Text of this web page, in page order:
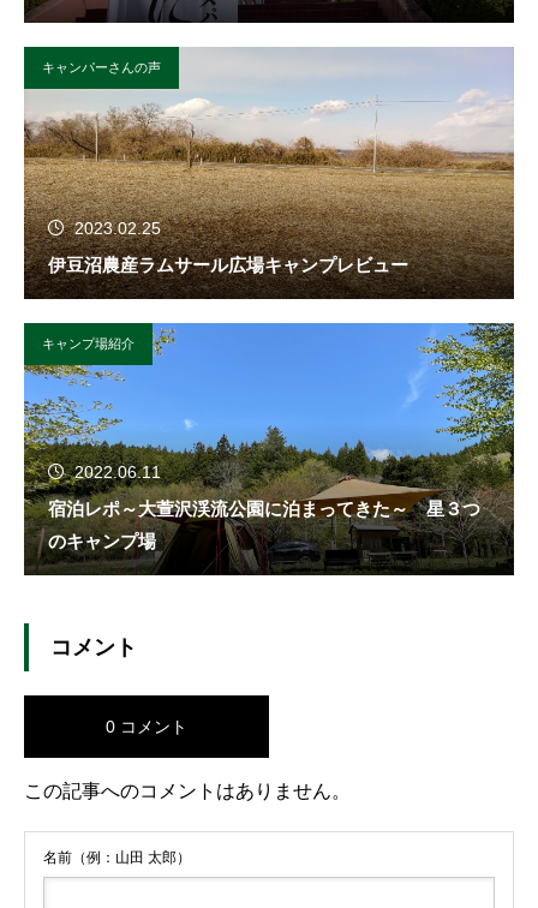
キャンパーさんの声
2023.02.25
伊豆沼農産ラムサール広場キャンプレビュー
キャンプ場紹介
2022.06.11
宿泊レポ～大萱沢渓流公園に泊まってきた～ 星３つ
のキャンプ場
コメント
0 コメント
この記事へのコメントはありません。
名前（例：山田 太郎）